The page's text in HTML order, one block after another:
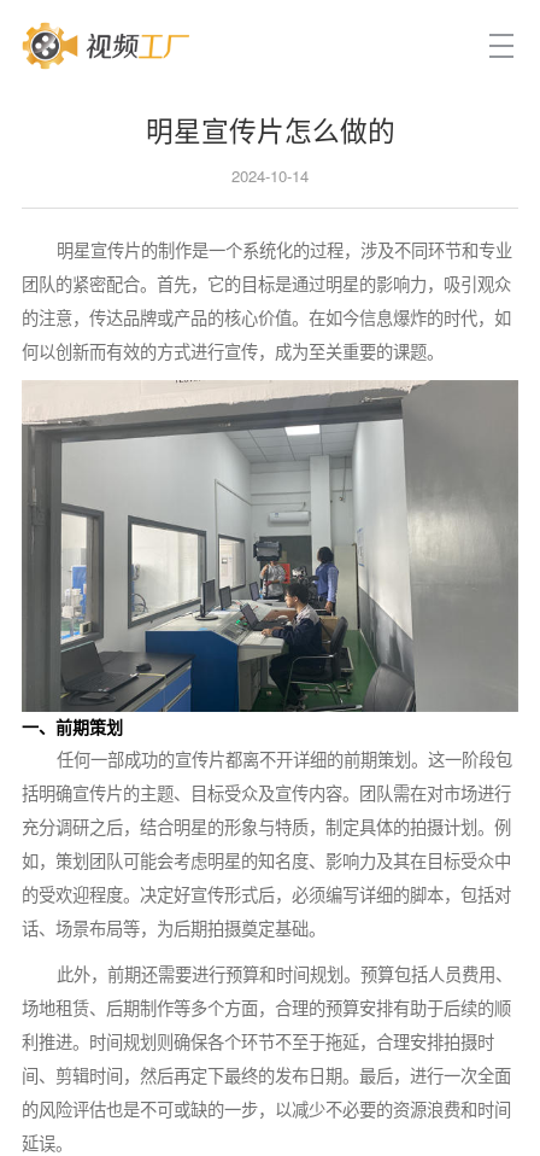
明星宣传片怎么做的
2024-10-14
明星宣传片的制作是一个系统化的过程，涉及不同环节和专业
团队的紧密配合。首先，它的目标是通过明星的影响力，吸引观众
的注意，传达品牌或产品的核心价值。在如今信息爆炸的时代，如
何以创新而有效的方式进行宣传，成为至关重要的课题。
一、前期策划
任何一部成功的宣传片都离不开详细的前期策划。这一阶段包
括明确宣传片的主题、目标受众及宣传内容。团队需在对市场进行
充分调研之后，结合明星的形象与特质，制定具体的拍摄计划。例
如，策划团队可能会考虑明星的知名度、影响力及其在目标受众中
的受欢迎程度。决定好宣传形式后，必须编写详细的脚本，包括对
话、场景布局等，为后期拍摄奠定基础。
此外，前期还需要进行预算和时间规划。预算包括人员费用、
场地租赁、后期制作等多个方面，合理的预算安排有助于后续的顺
利推进。时间规划则确保各个环节不至于拖延，合理安排拍摄时
间、剪辑时间，然后再定下最终的发布日期。最后，进行一次全面
的风险评估也是不可或缺的一步，以减少不必要的资源浪费和时间
延误。